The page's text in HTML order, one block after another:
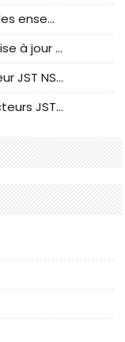
Analyse du remplacement national des ensembles de câbles à fréquence élevée I-PEX
CLIFF参照下的国产连接器测试标准更新 Mise à jour des normes de test des connecteurs nationaux sous la référence CLIFF
Connecteur JST - Fournit le connecteur JST NSHR-02V-S original | Équivalent
Connecteur JST - Fournit des connecteurs JST GHR-09V-S authentiques et des produits de remplacement|